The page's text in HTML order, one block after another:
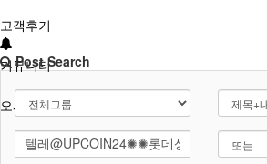
고객후기
커뮤니티
오시는길
Post Search